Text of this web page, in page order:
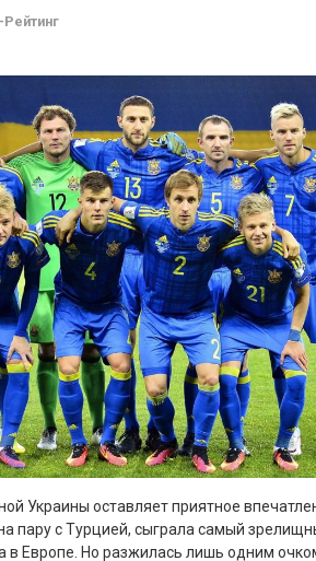
Украины оставляет приятное
пару с Турцией, сыграла самый
в Европе. Но разжилась лишь одним